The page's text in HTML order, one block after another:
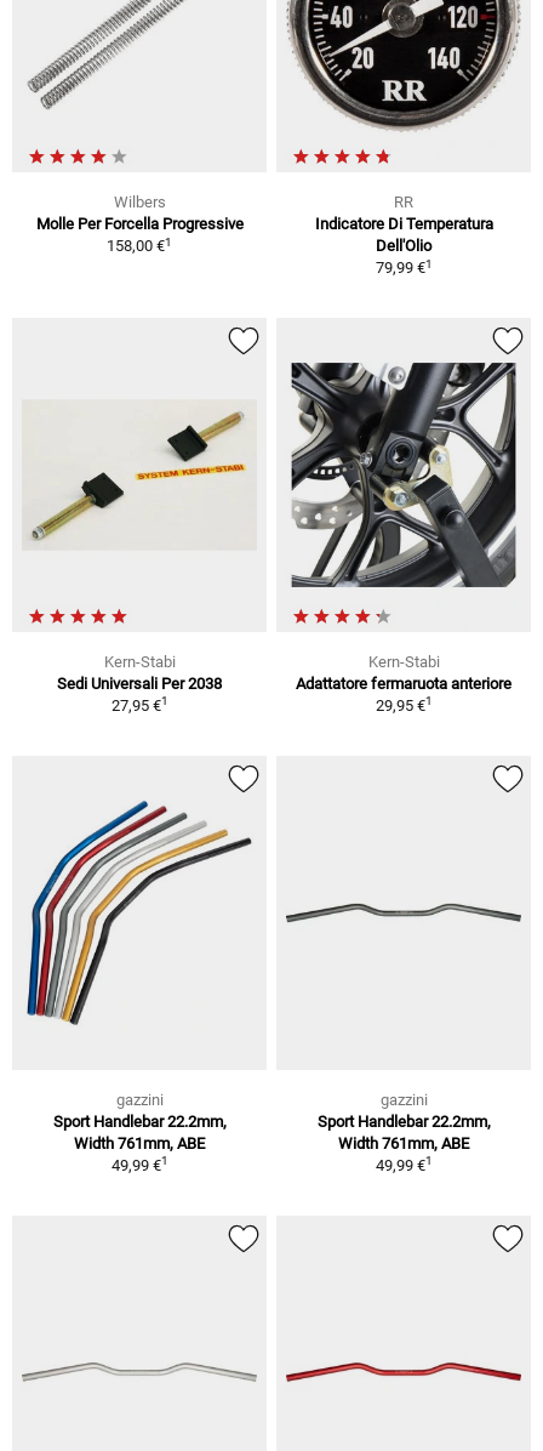
Wilbers
Molle Per Forcella Progressive
158,00 €1
RR
Indicatore Di Temperatura
Dell'Olio
79,99 €1
Kern-Stabi
Sedi Universali Per 2038
27,95 €1
Kern-Stabi
Adattatore fermaruota anteriore
29,95 €1
gazzini
Sport Handlebar 22.2mm,
Width 761mm, ABE
49,99 €1
gazzini
Sport Handlebar 22.2mm,
Width 761mm, ABE
49,99 €1